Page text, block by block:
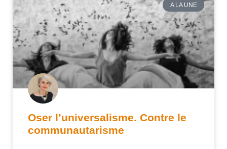
A LA UNE
Oser l’universalisme. Contre le
communautarisme